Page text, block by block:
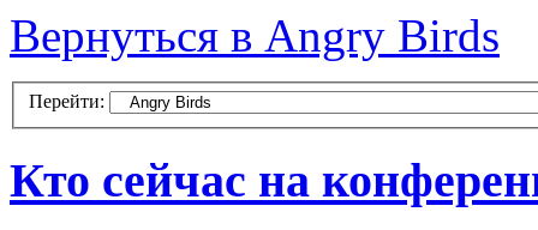
Вернуться в Angry Birds
Перейти:
Кто сейчас на